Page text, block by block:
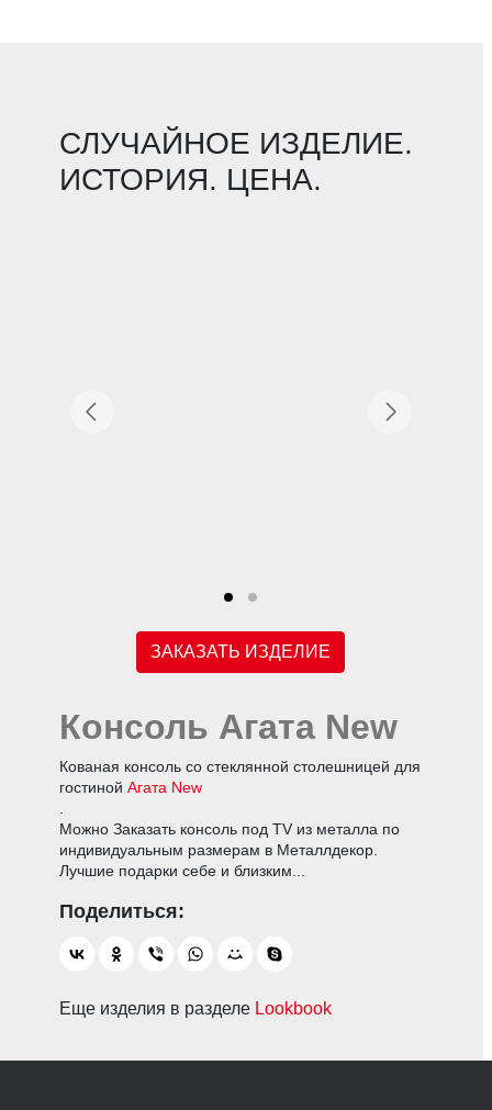
СЛУЧАЙНОЕ ИЗДЕЛИЕ.
ИСТОРИЯ. ЦЕНА.
ЗАКАЗАТЬ ИЗДЕЛИЕ
Консоль Агата New
Кованая консоль со стеклянной столешницей для
гостиной Агата New
Можно Заказать консоль под TV из металла по
индивидуальным размерам в Металлдекор.
Лучшие подарки себе и близким...
Еще изделия в разделе Lookbook